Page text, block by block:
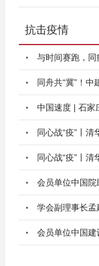
抗击疫情
与时间赛跑，
同舟共“冀”！中